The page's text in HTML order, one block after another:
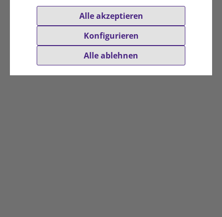
Alle akzeptieren
Konfigurieren
Alle ablehnen